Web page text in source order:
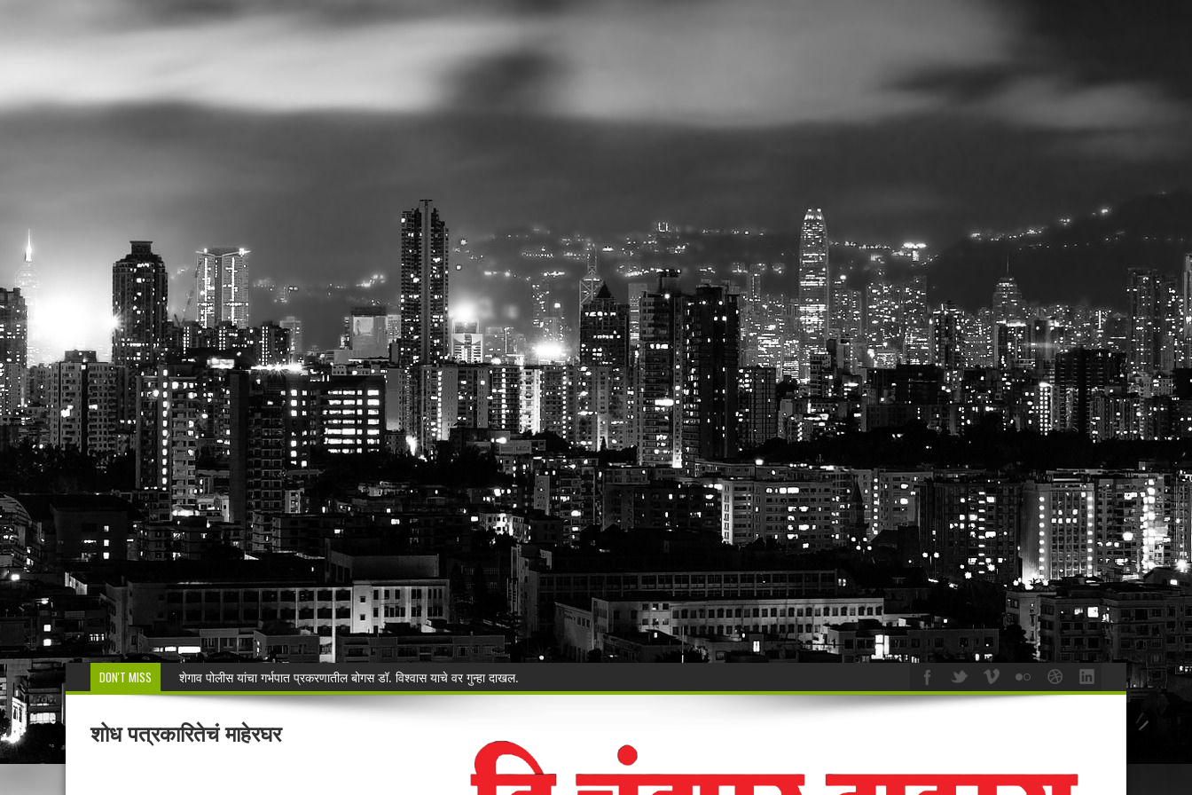
DON'T MISS
मनसेच्या तालुका अध्यक्षा कल्पना पोतर्लावार यांनी बेकायदेशीर ऑनलाइन लॉटरीविरोधात पोलिसांना निवेदन
वरोरा येथे कारगिल विजयदीन साजरा Kargil Vijay Deen celebrated in Warora
🚨 धडाकेबाज कारवाई! LCBच्या थरारक पाठलागानंतर ३५ गोवंशांची सुटका; २२.३५ लाखांचा मुद्देमाल जप्त
वाढदिवसाचा आनंद हिरवाईला अर्पण; रुपेश कुतरमारे यांचा वृक्षसंवर्धनाचा प्रेरणादायी संकल्प
शोध पत्रकारितेचं माहेरघर